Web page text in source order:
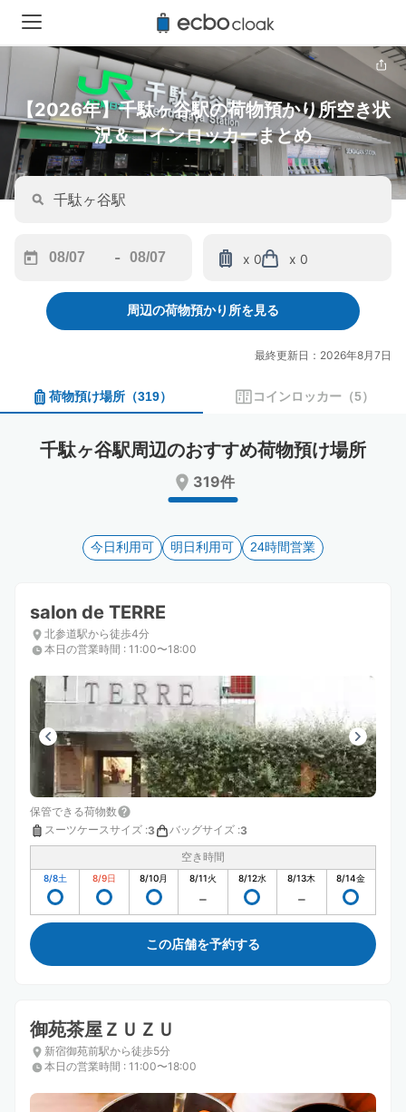
【2026年】千駄ヶ谷駅の荷物預かり所空き状
況＆コインロッカーまとめ
forward
interact
calendar
and
a
date.
the
keyboard
shortcuts
for
changing
dates.
-
backward
to
interact
and
a
date.
mark
key
the
keyboard
shortcuts
for
changing
dates.
x 0 x 0
周辺の荷物預かり所を見る
最終更新日：2026年8月7日
荷物預け場所 （319） コインロッカー （5）
千駄ヶ谷駅周辺のおすすめ荷物預け場所
319件
今日利用可 明日利用可 24時間営業
salon de TERRE
北参道駅から徒歩4分
本日の営業時間 : 11:00〜18:00
保管できる荷物数
スーツケースサイズ :3 バッグサイズ :3
空き時間
8/8土 8/9日 8/10月 8/11火 8/12水 8/13木 8/14金
この店舗を予約する
御苑茶屋ＺＵＺＵ
新宿御苑前駅から徒歩5分
本日の営業時間 : 11:00〜18:00